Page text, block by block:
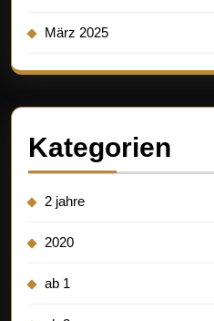
März 2025
Kategorien
2 jahre
2020
ab 1